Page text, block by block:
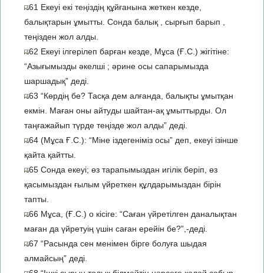
61 Екеуі екі теңіздің құйғанына жеткен кезде,
балықтарын ұмытты. Сонда балық , сырғып барып ,
теңізден жол алды.
62 Екеуі ілгерілеп барған кезде, Мұса (Ғ.С.) жігітіне:
“Азығымызды әкелші ; әрине осы сапарымызда
шаршадық” деді.
63 “Көрдің бе? Тасқа дем алғанда, балықты ұмытқан
екмін. Маған оны айтуды шайтан-ақ ұмыттырды. Ол
таңғажайып түрде теңізде жол алды” деді.
64 (Мұса Ғ.С.): “Міне іздегеніміз осы” деп, екеуі ізінше
қайта қайтты.
65 Сонда екеуі; өз тарапымыздан игілік беріп, өз
қасымыздан ғылым үйреткен құлдарымыздан бірін
тапты.
66 Мұса, (Ғ.С.) о кісіге: “Саған үйретілген даналықтан
маған да үйретуің үшін саған ерейін бе?”,-деді.
67 “Расында сен менімен бірге болуға шыдая
алмайсың” деді.